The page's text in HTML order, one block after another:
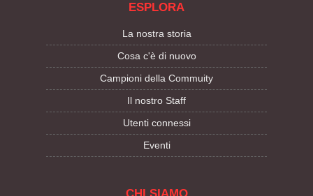
ESPLORA
La nostra storia
Cosa c'è di nuovo
Campioni della Commuity
Il nostro Staff
Utenti connessi
Eventi